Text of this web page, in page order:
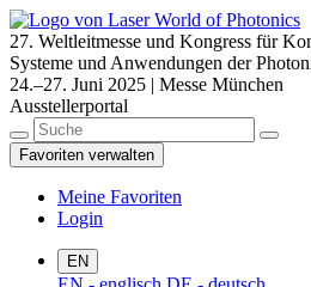
27. Weltleitmesse und Kongress für
Systeme und Anwendungen der
24.–27. Juni 2025 | Messe München
Ausstellerportal
Favoriten verwalten
Meine Favoriten
Login
EN